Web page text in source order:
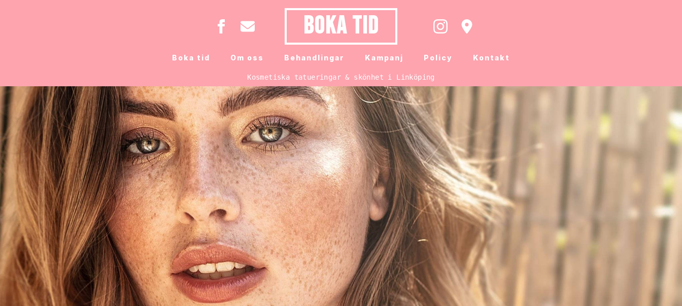
Boka tid
Boka tid Om oss Behandlingar Kampanj Policy Kontakt
Kosmetiska tatueringar & skönhet i Linköping